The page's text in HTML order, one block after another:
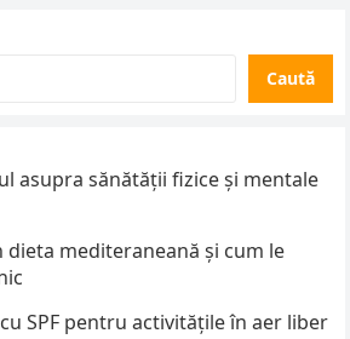
Caută
asupra sănătății fizice și mentale
dieta mediteraneană și cum le
SPF pentru activitățile în aer liber